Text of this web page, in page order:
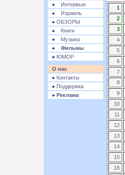
Интервью
Израиль
ОБЗОРЫ
Книги
Музыка
Фильмы
ЮМОР
О нас
Контакты
Поддержка
Реклама
1
2
3
4
5
6
7
8
9
10
11
12
13
14
15
16